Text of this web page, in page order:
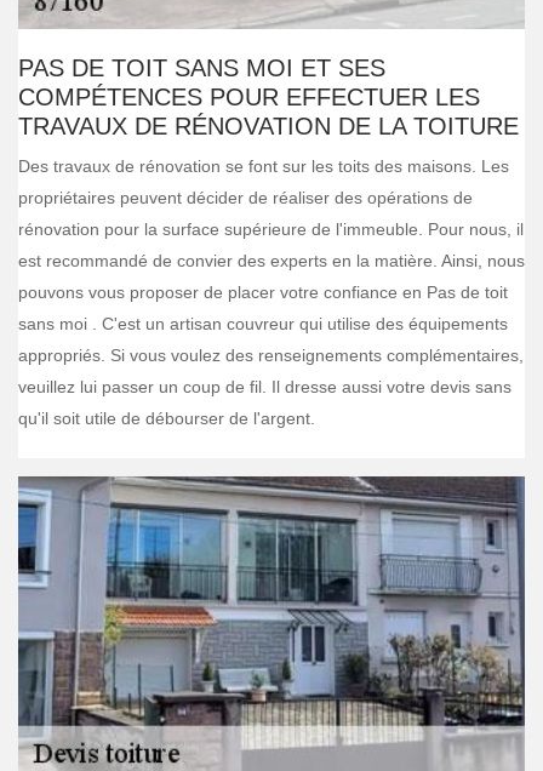
PAS DE TOIT SANS MOI ET SES
COMPÉTENCES POUR EFFECTUER LES
TRAVAUX DE RÉNOVATION DE LA TOITURE
Des travaux de rénovation se font sur les toits des maisons. Les
propriétaires peuvent décider de réaliser des opérations de
rénovation pour la surface supérieure de l'immeuble. Pour nous, il
est recommandé de convier des experts en la matière. Ainsi, nous
pouvons vous proposer de placer votre confiance en Pas de toit
sans moi . C'est un artisan couvreur qui utilise des équipements
appropriés. Si vous voulez des renseignements complémentaires,
veuillez lui passer un coup de fil. Il dresse aussi votre devis sans
qu'il soit utile de débourser de l'argent.